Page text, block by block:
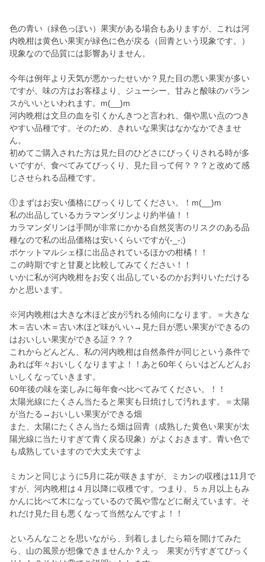
色の青い（緑色っぽい）果実がある場合もありますが、これは河
内晩柑は黄色い果実が緑色に色が戻る（回青という現象です。）
現象なので品質には影響ありません。
今年は例年より天気が悪かったせいか？見た目の悪い果実が多い
ですが、味の方はお客様より、ジューシー、甘みと酸味のバラン
スがいいといわれます。m(__)m
河内晩柑は文旦の血を引くかんきつと言われ、傷や黒い点のつき
やすい品種です。そのため、きれいな果実はなかなかできませ
ん。
初めてご購入された方は見た目のひどさにびっくりされる時が多
いですが、食べてみてびっくり、見た目って何？？？と改めて感
じさせられる品種です。
①まずはお安い価格にびっくりしてください。！m(__)m
私の出品しているカラマンダリンより約半値！！
カラマンダリンは手間が非常にかかる自然災害のリスクのある品
種なので私の出品価格は安いくらいですが(-_-;)
ポケットマルシェ様に出品されているほかの柑橘！！
この時期ですと甘夏と比較してみてください！！
いかに私が河内晩柑をお安く出品しているのかお判りいただける
かと思います。
※河内晩柑は大きな木ほど皮が汚れる傾向になります。＝大きな
木＝古い木＝古い木ほど味がいい→見た目が悪い果実ができるの
はおいしい果実ができる証？？？
これからどんどん、私の河内晩柑は自然条件が同じという条件で
あれば年々おいしくなりますよ！！あと60年くらいはどんどんお
いしくなっていきます。
60年後の味を楽しみに毎年食べ比べてみてください。！！
太陽光線にたくさん当たると果実も日焼けして汚れます。＝太陽
が当たる→おいしい果実ができる畑
また、太陽にたくさん当たる畑は回青（成熟した黄色い果実が太
陽光線に当たりすぎて青く戻る現象）がよくおきます。青い色で
も成熟していますので大丈夫ですよ
ミカンと同じように5月に花が咲きますが、ミカンの収穫は11月で
すが、河内晩柑は４月以降に収穫です。つまり、５ヵ月以上もみ
かんに比べて木になっているので風や雪などに耐えています。そ
れだけ見た目も悪くなって当然なんですよ！！
といろんなことを思いながら、到着しましたら箱を開けてみた
ら、山の風景が想像できませんか？えっ 果実が汚すぎてびっく